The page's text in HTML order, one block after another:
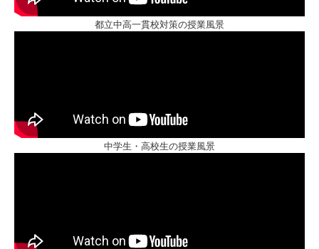
都立中高一貫校対策の授業風景
中学生・高校生の授業風景